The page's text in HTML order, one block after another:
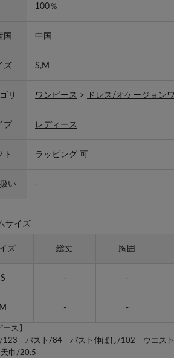
100％
国 中国
ズ S,M
リ ワンピース > ドレス/オケージョン
プ レディース
ト ラッピング 可
い -
サイズ
ズ 総丈 胸囲
S - -
M - -
ース】
/123 バスト/84 バスト伸ばし/102 ウエス
巾/20.5